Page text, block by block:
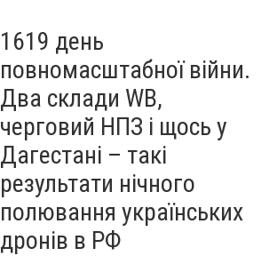
1619 день
повномасштабної війни.
Два склади WB,
черговий НПЗ і щось у
Дагестані – такі
результати нічного
полювання українських
дронів в РФ